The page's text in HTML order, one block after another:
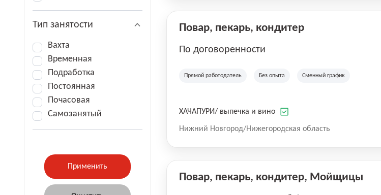
Тип занятости
Вахта
Временная
Подработка
Постоянная
Почасовая
Самозанятый
Повар, пекарь, кондитер
По договоренности
Прямой работодатель Без опыта Сменный график
ХАЧАПУРИ/ выпечка и вино
Нижний Новгород/Нижегородская область
Повар, пекарь, кондитер, Мойщицы